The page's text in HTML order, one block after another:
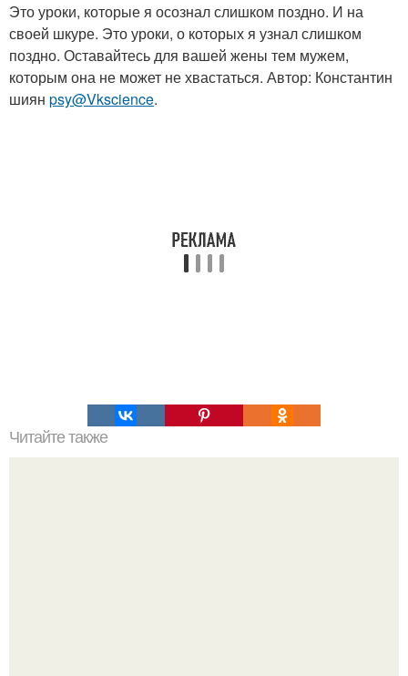
Это уроки, которые я осознал слишком поздно. И на
своей шкуре. Это уроки, о которых я узнал слишком
поздно. Оставайтесь для вашей жены тем мужем,
которым она не может не хвастаться. Автор: Константин
шиян psy@Vkscience.
Читайте также